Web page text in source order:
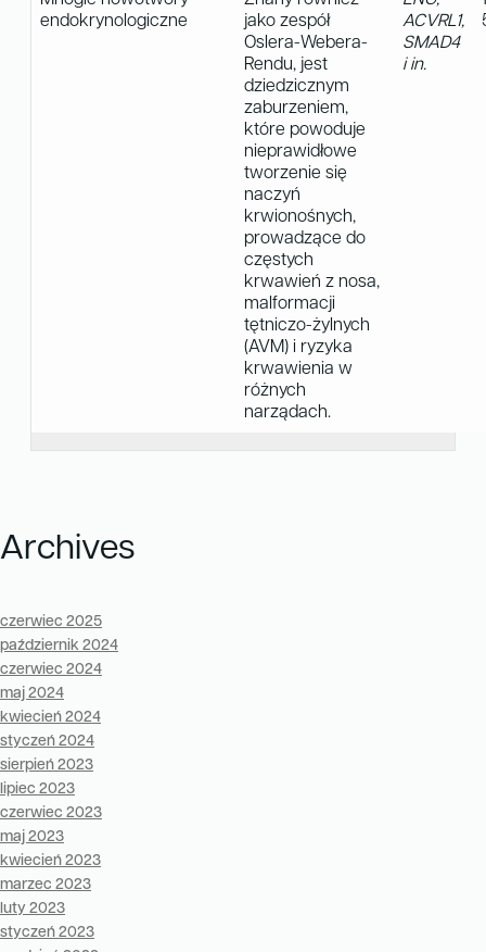
endokrynologiczne
jako zespół
Oslera-Webera-
Rendu, jest
dziedzicznym
zaburzeniem,
które powoduje
nieprawidłowe
tworzenie się
naczyń
krwionośnych,
prowadzące do
częstych
krwawień z nosa,
malformacji
tętniczo-żylnych
(AVM) i ryzyka
krwawienia w
różnych
narządach.
ACVRL1,
SMAD4
i in.
Archives
czerwiec 2025
październik 2024
czerwiec 2024
maj 2024
kwiecień 2024
styczeń 2024
sierpień 2023
lipiec 2023
czerwiec 2023
maj 2023
kwiecień 2023
marzec 2023
luty 2023
styczeń 2023